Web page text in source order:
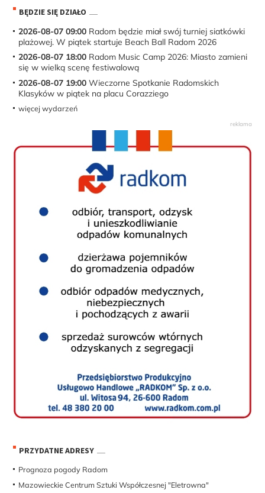
BĘDZIE SIĘ DZIAŁO
2026-08-07 09:00 Radom będzie miał swój turniej siatkówki
plażowej. W piątek startuje Beach Ball Radom 2026
2026-08-07 18:00 Radom Music Camp 2026: Miasto zamieni
się w wielką scenę festiwalową
2026-08-07 19:00 Wieczorne Spotkanie Radomskich
Klasyków w piątek na placu Corazziego
więcej wydarzeń
PRZYDATNE ADRESY
Prognoza pogody Radom
Mazowieckie Centrum Sztuki Współczesnej "Eletrowna"